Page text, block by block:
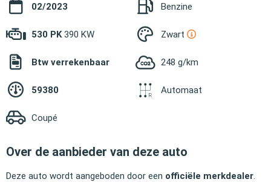
02/2023 Benzine
530 PK390 KW Zwart
Btw verrekenbaar 248 g/km
59380 Automaat
Coupé
Over de aanbieder van deze auto
Deze auto wordt aangeboden door een officiële merkdealer